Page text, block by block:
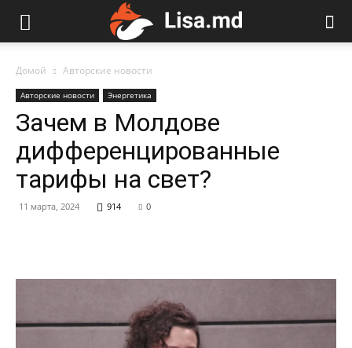
Домой Авторские новости
Авторские новости Энергетика
Зачем в Молдове
дифференцированные
тарифы на свет?
11 марта, 2024 914 0